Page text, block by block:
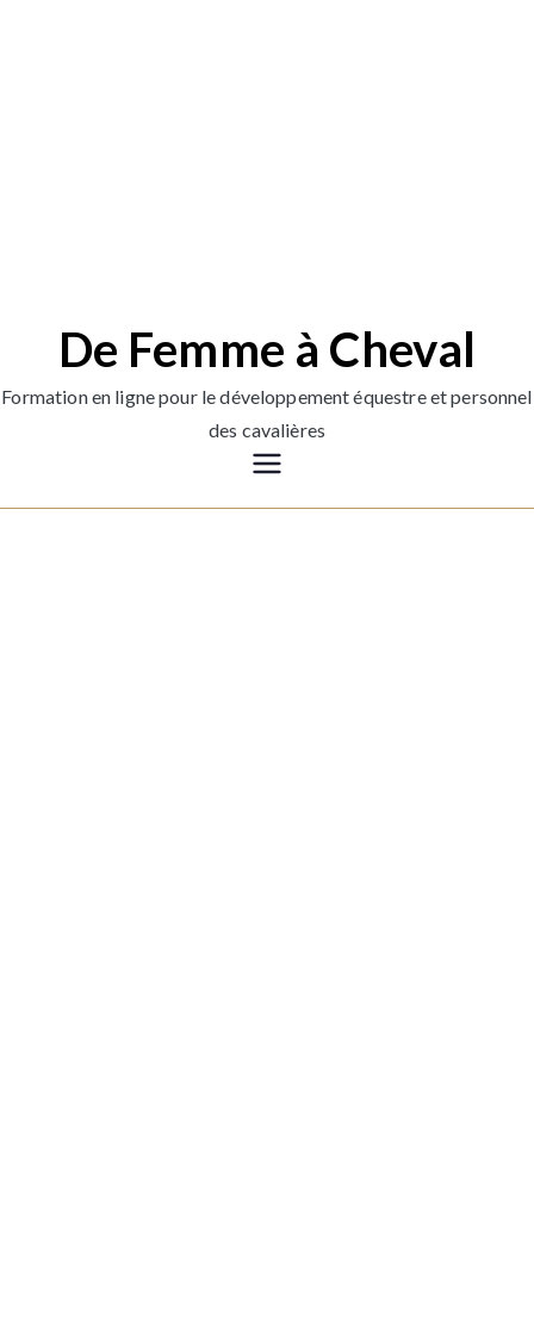
De Femme à Cheval
Formation en ligne pour le développement équestre et personnel
des cavalières